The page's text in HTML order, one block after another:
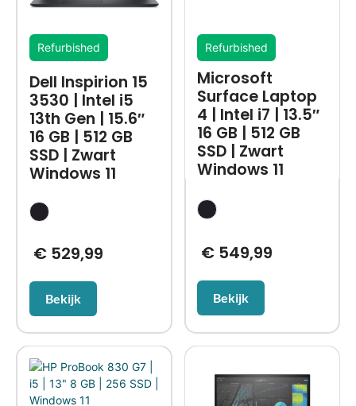
Refurbished
Dell Inspirion 15
3530 | Intel i5
13th Gen | 15.6″
16 GB | 512 GB
SSD | Zwart
Windows 11
€529,99
Bekijk
Refurbished
Microsoft
Surface Laptop
4 | Intel i7 | 13.5″
16 GB | 512 GB
SSD | Zwart
Windows 11
€ 549,99
Bekijk